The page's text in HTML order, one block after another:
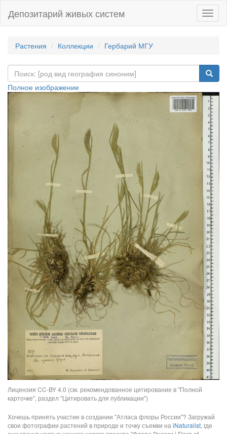
Депозитарий живых систем
Растения Коллекции Гербарий МГУ
Полное изображение
Лицензия CC-BY 4.0 (см. рекомендованное цитирование в "Полной
карточке", раздел "Цитировать для публикации")
Хочешь принять участие в создании "Атласа флоры России"? Загружай
свои фотографии растений в природе и точку съемки на iNaturalist, где